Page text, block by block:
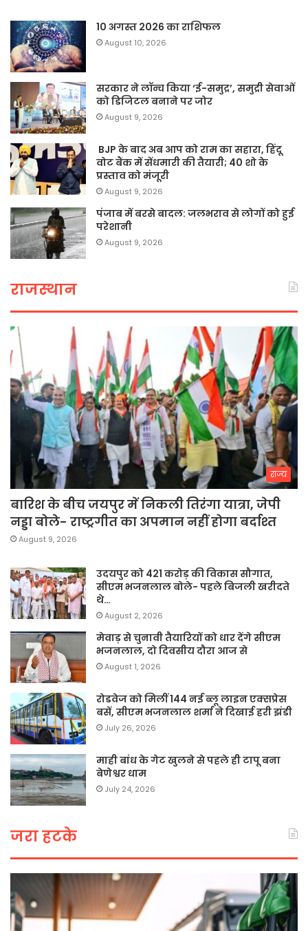
10 अगस्त 2026 का राशिफल
August 10, 2026
सरकार ने लॉन्च किया ‘ई-समुद्र’, समुद्री सेवाओं
को डिजिटल बनाने पर जोर
August 9, 2026
BJP के बाद अब आप को राम का सहारा, हिंदू
वोट बैंक में सेंधमारी की तैयारी; 40 शो के
प्रस्ताव को मंजूरी
August 9, 2026
पंजाब में बरसे बादल: जलभराव से लोगों को हुई
परेशानी
August 9, 2026
राजस्थान
राज्य
बारिश के बीच जयपुर में निकली तिरंगा यात्रा, जेपी
नड्डा बोले- राष्ट्रगीत का अपमान नहीं होगा बर्दाश्त
August 9, 2026
उदयपुर को 421 करोड़ की विकास सौगात,
सीएम भजनलाल बोले- पहले बिजली खरीदते
थे…
August 2, 2026
मेवाड़ से चुनावी तैयारियों को धार देंगे सीएम
भजनलाल, दो दिवसीय दौरा आज से
August 1, 2026
रोडवेज को मिलीं 144 नई ब्लू लाइन एक्सप्रेस
बसें, सीएम भजनलाल शर्मा ने दिखाई हरी झंडी
July 26, 2026
माही बांध के गेट खुलने से पहले ही टापू बना
बेणेश्वर धाम
July 24, 2026
जरा हटके